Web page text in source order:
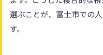
選ぶことが、富士市での
す。